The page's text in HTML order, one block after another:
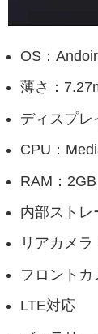
OS：
薄さ：
ディスプ
CPU：
RAM：2GB
内部ストレ
リアカメラ
フロントカ
LTE対応